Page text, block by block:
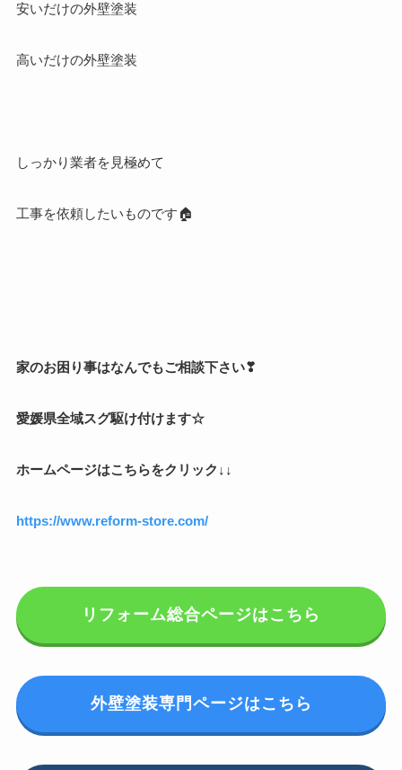
安いだけの外壁塗装
高いだけの外壁塗装
しっかり業者を見極めて
工事を依頼したいものです🏠
家のお困り事はなんでもご相談下さい❣
愛媛県全域スグ駆け付けます☆
ホームページはこちらをクリック↓↓
https://www.reform-store.com/
リフォーム総合ページはこちら
外壁塗装専門ページはこちら